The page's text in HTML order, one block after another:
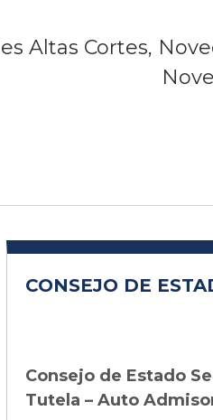
Altas Cortes,
CONSEJO DE
Consejo de Estado
Tutela – Auto